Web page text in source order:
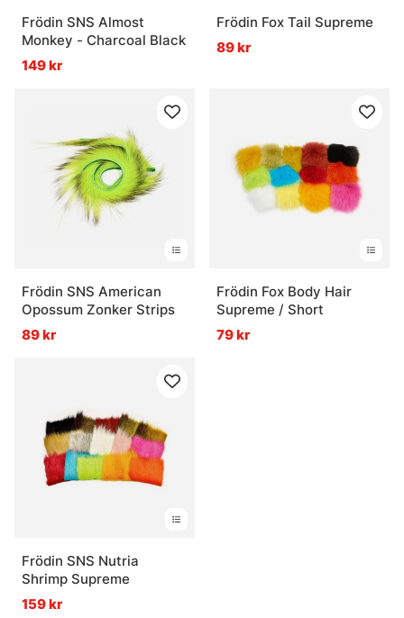
Frödin SNS Almost
Monkey - Charcoal Black
149 kr
Frödin Fox Tail Supreme
89 kr
Frödin SNS American
Opossum Zonker Strips
89 kr
Frödin Fox Body Hair
Supreme / Short
79 kr
Frödin SNS Nutria
Shrimp Supreme
159 kr